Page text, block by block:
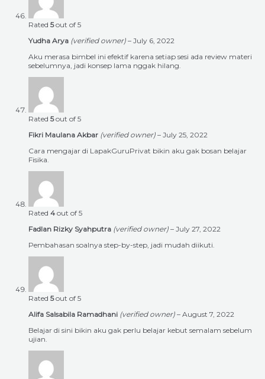
Rated 5out of 5
Yudha Arya (verified owner) – July 6, 2022
Aku merasa bimbel ini efektif karena setiap sesi ada review materi
sebelumnya, jadi konsep lama nggak hilang.
Rated 5out of 5
Fikri Maulana Akbar (verified owner) – July 25, 2022
Cara mengajar di LapakGuruPrivat bikin aku gak bosan belajar
Fisika.
Rated 4 out of 5
Fadlan Rizky Syahputra (verified owner) – July 27, 2022
Pembahasan soalnya step-by-step, jadi mudah diikuti.
Rated 5out of 5
Alifa Salsabila Ramadhani (verified owner) – August 7, 2022
Belajar di sini bikin aku gak perlu belajar kebut semalam sebelum
ujian.